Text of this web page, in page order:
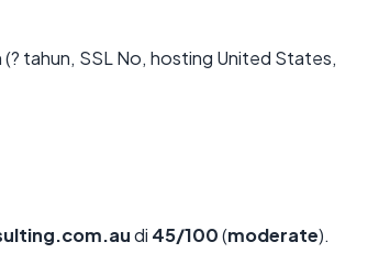
(? tahun, SSL No, hosting United States,
di 45/100(moderate).